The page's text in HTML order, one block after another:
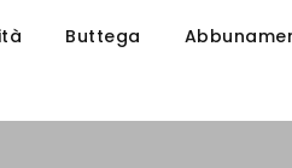
Buttega